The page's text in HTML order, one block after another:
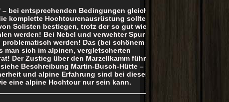
bei entsprechenden Bedingungen gleicht
komplette Hochtourenausrüstung sollte
Solisten bestiegen, trotz der so gut wie
werden! Bei Nebel und verwehter Spur
werden! Das (bei schönem
man sich im alpinen, vergletscherten
Der Zustieg über den Marzellkamm führt
Beschreibung Martin-Busch-Hütte –
und alpine Erfahrung sind bei dieser
eine alpine Hochtour nur sein kann.